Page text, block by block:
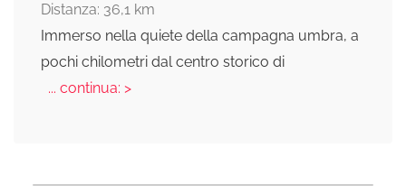
Distanza: 36,1 km
Immerso nella quiete della campagna umbra, a
pochi chilometri dal centro storico di
... continua: >